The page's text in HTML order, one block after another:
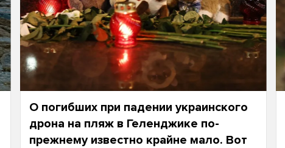
О погибших при падении украинского
дрона на пляж в Геленджике по-
прежнему известно крайне мало. Вот